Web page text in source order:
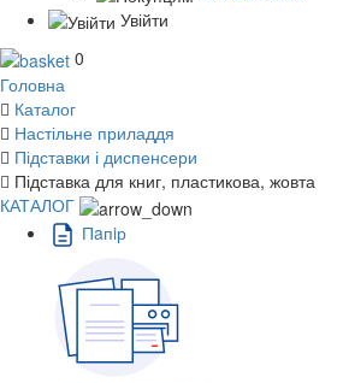
Увійти
0
Головна
Каталог
Настільне приладдя
Підставки і диспенсери
Підставка для книг, пластикова, жовта
КАТАЛОГ
Пaпiр